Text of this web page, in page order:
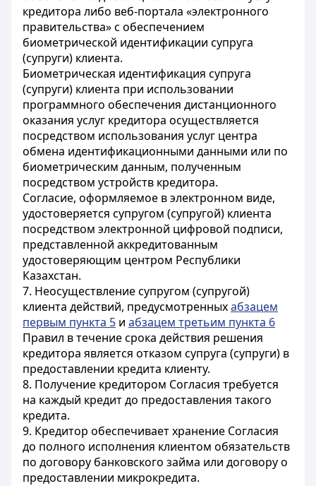
кредитора либо веб-портала «электронного
правительства» с обеспечением
биометрической идентификации супруга
(супруги) клиента.
Биометрическая идентификация супруга
(супруги) клиента при использовании
программного обеспечения дистанционного
оказания услуг кредитора осуществляется
посредством использования услуг центра
обмена идентификационными данными или по
биометрическим данным, полученным
посредством устройств кредитора.
Согласие, оформляемое в электронном виде,
удостоверяется супругом (супругой) клиента
посредством электронной цифровой подписи,
представленной аккредитованным
удостоверяющим центром Республики
Казахстан.
7. Неосуществление супругом (супругой)
клиента действий, предусмотренныхабзацем
первым пункта 5 и абзацем третьим пункта 6
Правил в течение срока действия решения
кредитора является отказом супруга (супруги) в
предоставлении кредита клиенту.
8. Получение кредитором Согласия требуется
на каждый кредит до предоставления такого
кредита.
9. Кредитор обеспечивает хранение Согласия
до полного исполнения клиентом обязательств
по договору банковского займа или договору о
предоставлении микрокредита.